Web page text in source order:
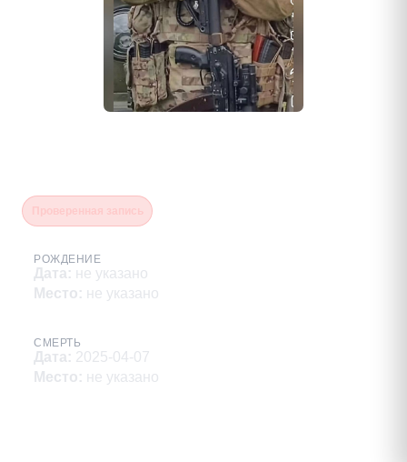
РОЖДЕНИЕ
Дата: не указано
Место: не указано
СМЕРТЬ
Дата: 2025-04-07
Место: не указано